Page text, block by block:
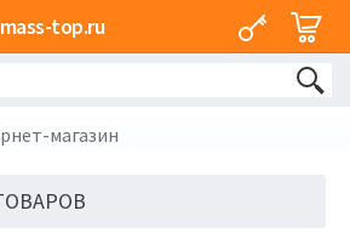
mass-top.ru
магазин